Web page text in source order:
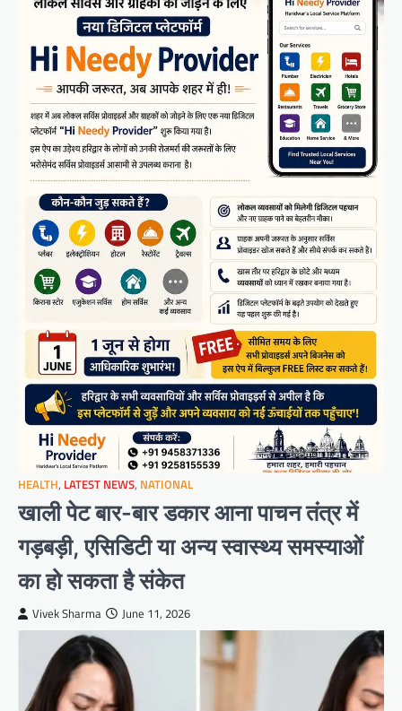
HEALTH, LATEST NEWS, NATIONAL
खाली पेट बार-बार डकार आना पाचन तंत्र में
गड़बड़ी, एसिडिटी या अन्य स्वास्थ्य समस्याओं
का हो सकता है संकेत
Vivek Sharma June 11, 2026